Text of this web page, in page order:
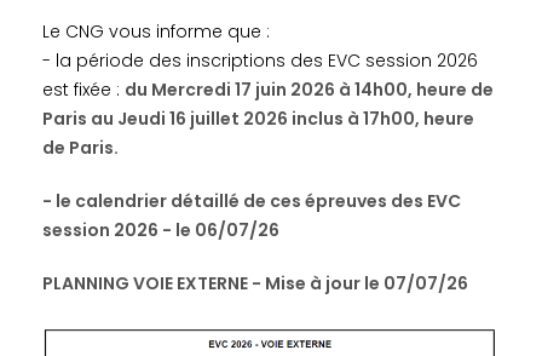
Le CNG vous informe que :
- la période des inscriptions des EVC session 2026
est fixée : du Mercredi 17 juin 2026 à 14h00, heure de
Paris au Jeudi 16 juillet 2026 inclus à 17h00, heure
de Paris.
- le calendrier détaillé de ces épreuves des EVC
session 2026 - le 06/07/26
PLANNING VOIE EXTERNE - Mise à jour le 07/07/26